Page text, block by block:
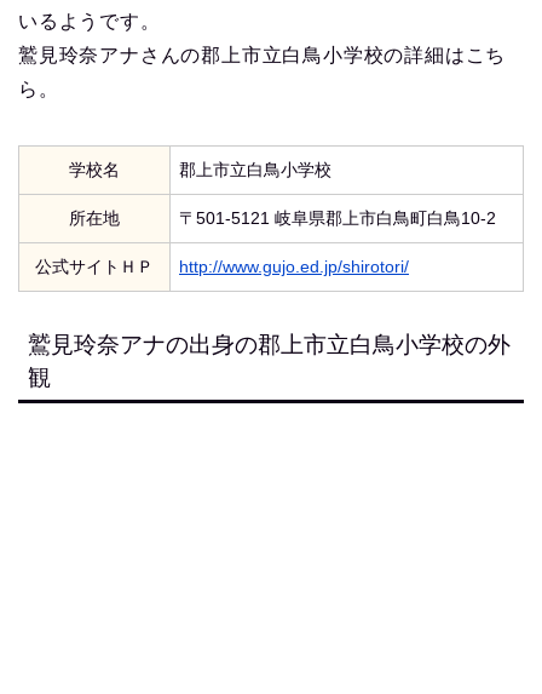
いるようです。
鷲見玲奈アナさんの郡上市立白鳥小学校の詳細はこち
ら。
学校名 郡上市立白鳥小学校
所在地 〒501-5121 岐阜県郡上市白鳥町白鳥10-2
公式サイトＨＰ http://www.gujo.ed.jp/shirotori/
鷲見玲奈アナの出身の郡上市立白鳥小学校の外
観